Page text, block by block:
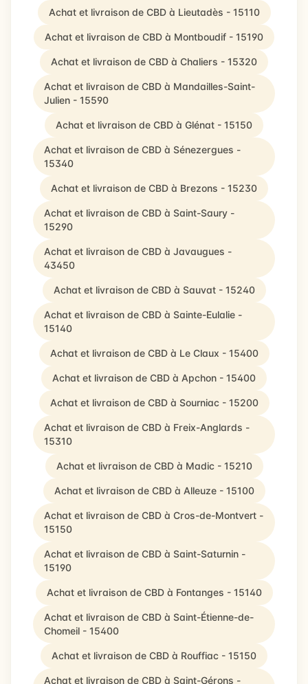
Achat et livraison de CBD à Lieutadès - 15110
Achat et livraison de CBD à Montboudif - 15190
Achat et livraison de CBD à Chaliers - 15320
Achat et livraison de CBD à Mandailles-Saint-
Julien - 15590
Achat et livraison de CBD à Glénat - 15150
Achat et livraison de CBD à Sénezergues -
15340
Achat et livraison de CBD à Brezons - 15230
Achat et livraison de CBD à Saint-Saury -
15290
Achat et livraison de CBD à Javaugues -
43450
Achat et livraison de CBD à Sauvat - 15240
Achat et livraison de CBD à Sainte-Eulalie -
15140
Achat et livraison de CBD à Le Claux - 15400
Achat et livraison de CBD à Apchon - 15400
Achat et livraison de CBD à Sourniac - 15200
Achat et livraison de CBD à Freix-Anglards -
15310
Achat et livraison de CBD à Madic - 15210
Achat et livraison de CBD à Alleuze - 15100
Achat et livraison de CBD à Cros-de-Montvert -
15150
Achat et livraison de CBD à Saint-Saturnin -
15190
Achat et livraison de CBD à Fontanges - 15140
Achat et livraison de CBD à Saint-Étienne-de-
Chomeil - 15400
Achat et livraison de CBD à Rouffiac - 15150
Achat et livraison de CBD à Saint-Gérons -